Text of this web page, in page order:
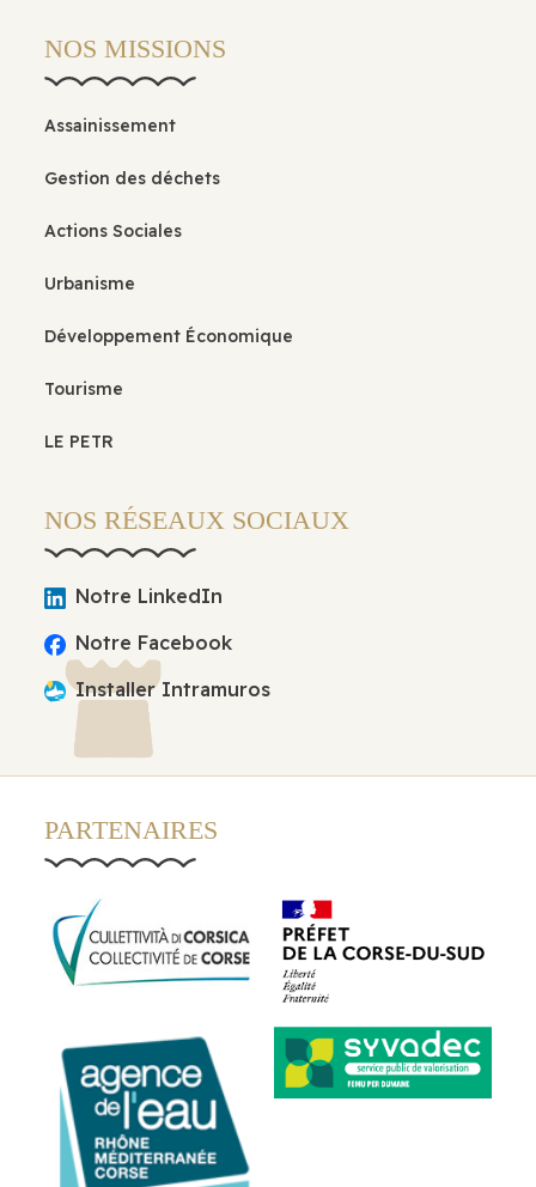
NOS MISSIONS
Assainissement
Gestion des déchets
Actions Sociales
Urbanisme
Développement Économique
Tourisme
LE PETR
NOS RÉSEAUX SOCIAUX
Notre LinkedIn
Notre Facebook
Installer Intramuros
PARTENAIRES